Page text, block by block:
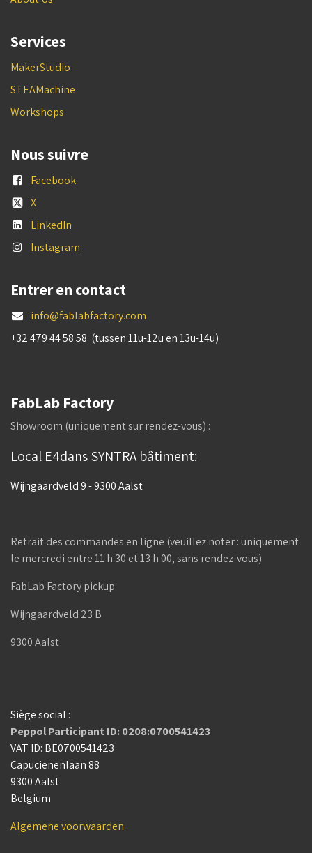
Services
MakerStudio
STEAMachine
Workshops
Nous suivre
Facebook
X
LinkedIn
Instagram
Entrer en contact
info@fablabfactory.com
+32 479 44 58 58 (tussen 11u-12u en 13u-14u)
FabLab Factory
Showroom (uniquement sur rendez-vous) :
Local E4dans SYNTRA bâtiment:
Wijngaardveld 9 - 9300 Aalst
Retrait des commandes en ligne (veuillez noter : uniquement
le mercredi entre 11 h 30 et 13 h 00, sans rendez-vous)
FabLab Factory pickup
Wijngaardveld 23 B
9300 Aalst
Siège social :
Peppol Participant ID: 0208:0700541423
VAT ID: BE0700541423
Capucienenlaan 88
9300 Aalst
Belgium
Algemene voorwaarden